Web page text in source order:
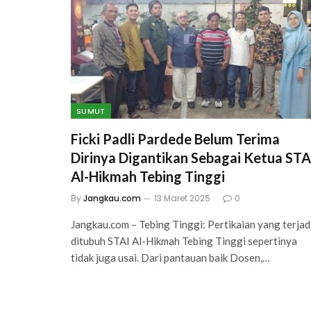
SUMUT
Ficki Padli Pardede Belum Terima
Dirinya Digantikan Sebagai Ketua
Al-Hikmah Tebing Tinggi
ByJangkau.com 13 Maret 2025 0
Jangkau.com – Tebing Tinggi: Pertikaian yang
ditubuh STAI Al-Hikmah Tebing Tinggi sepertinya
tidak juga usai. Dari pantauan baik Dosen,…